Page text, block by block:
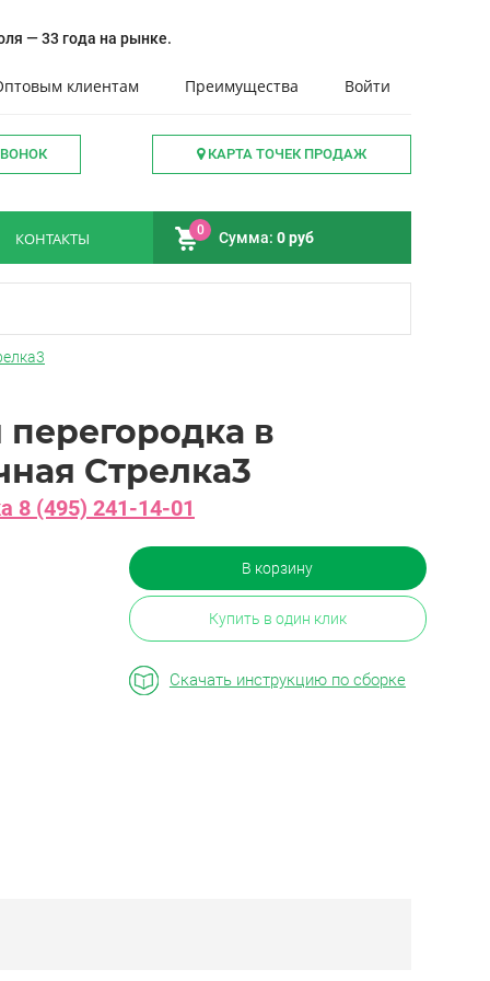
— 33 года на рынке.
клиентам Преимущества Войти
КАРТА ТОЧЕК ПРОДАЖ
КОНТАКТЫ 0 Сумма: 0 руб
в
Стрелка3
8 (495) 241-14-01
В корзину
Купить в один клик
Скачать инструкцию по сборке